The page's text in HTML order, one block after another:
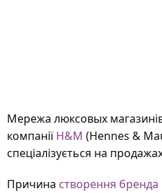
Мережа люксовых
компаніїH&M (Hennes &
спеціалізується на
Причина створення бренда